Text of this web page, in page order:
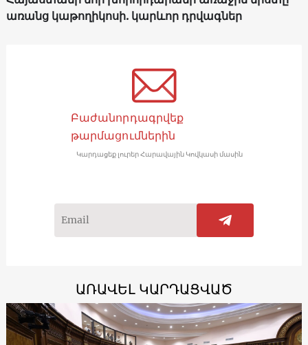
առանց կաթողիկոսի. կարևոր դրվագներ
Բաժանորդագրվեք
թարմացումներին
Կարդացեք լուրեր Հարավային Կովկասի մասին
ԱՌԱՎԵԼ ԿԱՐԴԱՑՎԱԾ